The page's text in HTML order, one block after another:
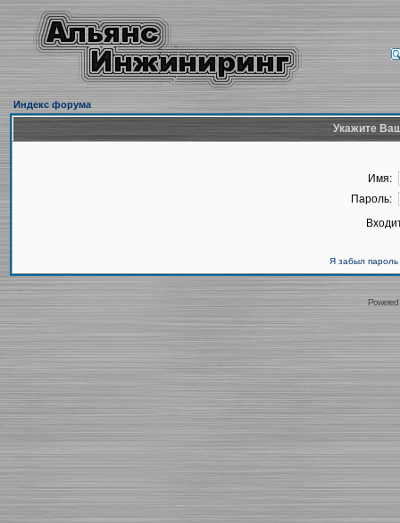
Индекс форума
Укажите
Имя:
Пароль:
Я забыл пароль